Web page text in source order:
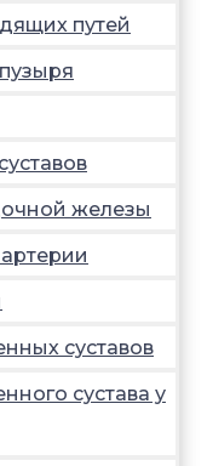
путей
железы
суставов
сустава у